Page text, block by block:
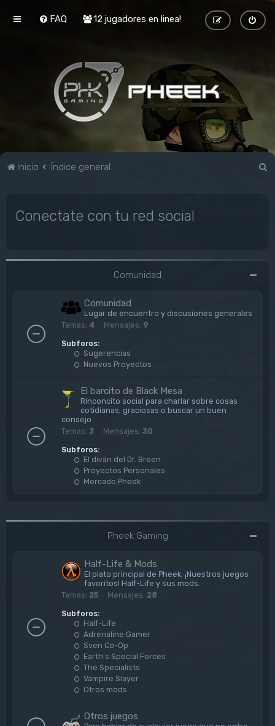
FAQ 12 jugadores en linea!
Inicio Índice general
Conectate con tu red social
Comunidad
Comunidad
Lugar de encuentro y discusiones generales
Temas: 4 Mensajes: 9
Subforos:
Sugerencias
Nuevos Proyectos
El barcito de Black Mesa
Rinconcito social para charlar sobre cosas
cotidianas, graciosas o buscar un buen
consejo
Temas: 3 Mensajes: 30
Subforos:
El diván del Dr. Breen
Proyectos Personales
Mercado Pheek
Pheek Gaming
Half-Life & Mods
El plato principal de Pheek, ¡Nuestros juegos
favoritos! Half-Life y sus mods.
Temas: 25 Mensajes: 28
Subforos:
Half-Life
Adrenaline Gamer
Sven Co-Op
Earth's Special Forces
The Specialists
Vampire Slayer
Otros mods
Otros juegos